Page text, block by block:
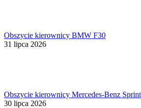
Obszycie kierownicy BMW F30
31 lipca 2026
Obszycie kierownicy Mercedes-Benz
30 lipca 2026